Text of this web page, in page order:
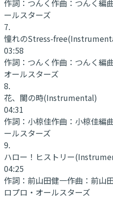
作詞： つんく作曲： つんく編
ールスターズ
7.
憧れのStress-free
03:58
作詞： つんく作曲： つんく編
オールスターズ
8.
花、闌の時(Instrumental)
04:31
作詞： 小椋佳作曲： 小椋佳編
ールスターズ
9.
ハロー！ヒストリー
04:25
作詞： 前山田健一作曲： 前山
ロプロ・オールスターズ